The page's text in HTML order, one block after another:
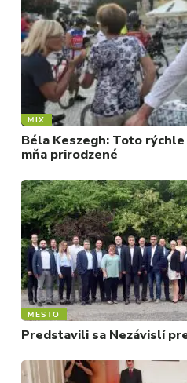
MIX
Béla Keszegh: Toto
mňa prirodzené
MESTO
Predstavili sa Nezávislí